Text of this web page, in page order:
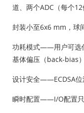
道、两个ADC（每个12
封装小至6x6 mm，球
功耗模式——用户可选
基体偏压（back-bias
设计安全——ECDSA位
瞬时配置——I/O配置只